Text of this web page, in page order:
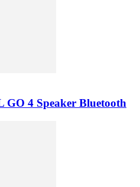
GO 4 Speaker Bluetooth